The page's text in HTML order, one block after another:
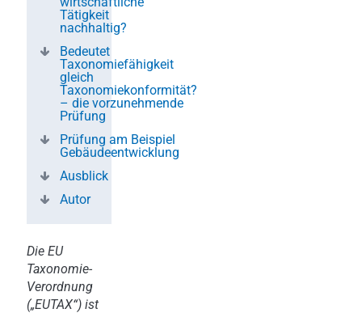
Tätigkeit
nachhaltig?
Bedeutet
Taxonomiefähigkeit
gleich
Taxonomiekonformität?
– die vorzunehmende
Prüfung
Prüfung am Beispiel
Gebäudeentwicklung
Ausblick
Autor
Die EU
Taxonomie-
Verordnung
(„EUTAX“) ist